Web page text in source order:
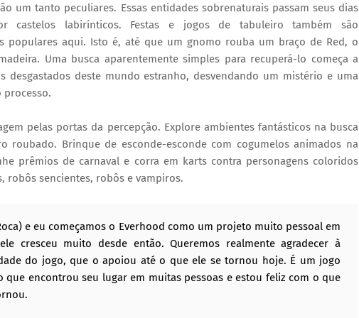
um tanto peculiares. Essas entidades sobrenaturais passam seus dias
castelos labirínticos. Festas e jogos de tabuleiro também são
populares aqui. Isto é, até que um gnomo rouba um braço de Red, o
Uma busca aparentemente simples para recuperá-lo começa a
desgastados deste mundo estranho, desvendando um mistério e uma
processo.
pelas portas da percepção. Explore ambientes fantásticos na busca
roubado. Brinque de esconde-esconde com cogumelos animados na
prêmios de carnaval e corra em karts contra personagens coloridos
robôs sencientes, robôs e vampiros.
e eu começamos o Everhood como um projeto muito pessoal em
cresceu muito desde então. Queremos realmente agradecer à
do jogo, que o apoiou até o que ele se tornou hoje. É um jogo
que encontrou seu lugar em muitas pessoas e estou feliz com o que